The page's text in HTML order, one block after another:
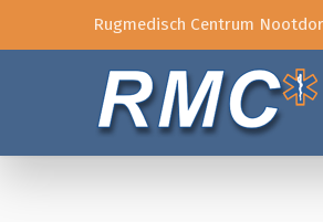
Rugmedisch Centrum
Algemene klachten
Behandeling